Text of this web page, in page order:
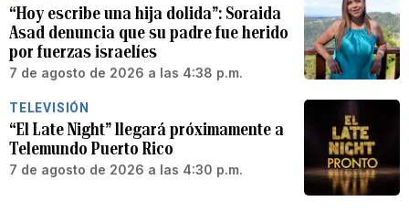
“Hoy escribe una hija dolida”: Soraida
Asad denuncia que su padre fue herido
por fuerzas israelíes
7 de agosto de 2026 a las 4:38 p.m.
TELEVISIÓN
“El Late Night” llegará próximamente a
Telemundo Puerto Rico
7 de agosto de 2026 a las 4:30 p.m.